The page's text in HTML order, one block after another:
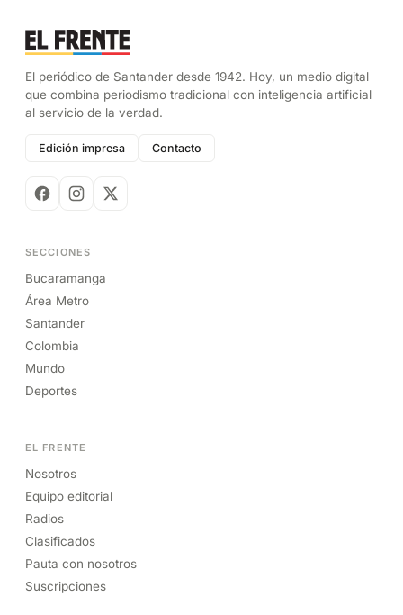
El periódico de Santander desde 1942. Hoy, un medio digital
que combina periodismo tradicional con inteligencia artificial
al servicio de la verdad.
Edición impresa Contacto
SECCIONES
Bucaramanga
Área Metro
Santander
Colombia
Mundo
Deportes
EL FRENTE
Nosotros
Equipo editorial
Radios
Clasificados
Pauta con nosotros
Suscripciones